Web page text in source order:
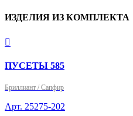
ИЗДЕЛИЯ ИЗ КОМПЛЕКТА

ПУСЕТЫ 585
Бриллиант / Сапфир
Арт. 25275-202